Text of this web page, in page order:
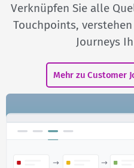
Verknüpfen Sie alle
Touchpoints,
Journeys
Mehr zu Customer